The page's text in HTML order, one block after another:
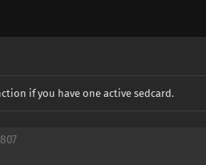
if you have one active sedcard.